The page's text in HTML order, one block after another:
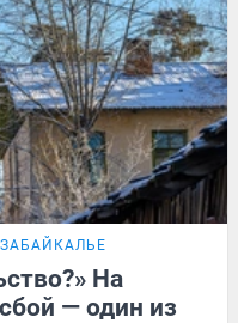
На
— один из